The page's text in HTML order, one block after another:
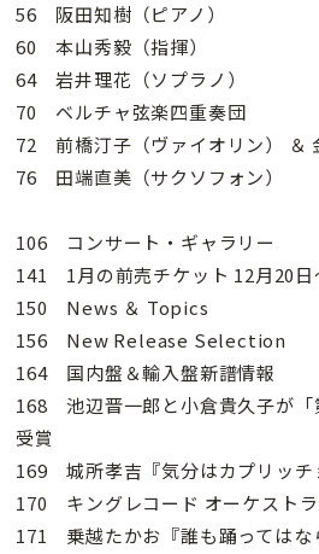
56 阪田知樹（ピアノ）
60 本山秀毅（指揮）
64 岩井理花（ソプラノ）
70 ベルチャ弦楽四重奏団
72 前橋汀子（ヴァイオリン） ＆
76 田端直美（サクソフォン）
106 コンサート・ギャラリー
141 1月の前売チケット 12月20日
150 News ＆ Topics
156 New Release Selection
164 国内盤＆輸入盤新譜情報
168 池辺晋一郎と小倉貴久子が「
受賞
169 城所孝吉『気分はカプリッチ
170 キングレコード オーケスト
171 乗越たかお『誰も踊ってはな